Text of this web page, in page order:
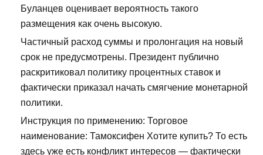
Буланцев оценивает вероятность такого
размещения как очень высокую.
Частичный расход суммы и пролонгация на новый
срок не предусмотрены. Президент публично
раскритиковал политику процентных ставок и
фактически приказал начать смягчение монетарной
политики.
Инструкция по применению: Торговое
наименование: Тамоксифен Хотите купить? То есть
здесь уже есть конфликт интересов — фактически